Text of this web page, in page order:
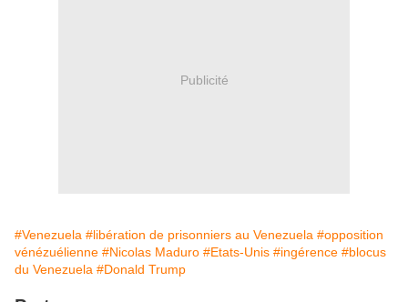
Publicité
#Venezuela #libération de prisonniers au Venezuela #opposition
vénézuélienne #Nicolas Maduro #Etats-Unis #ingérence #blocus
du Venezuela #Donald Trump